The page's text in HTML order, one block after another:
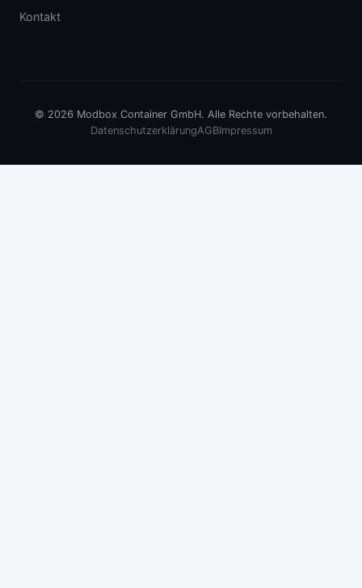
Kontakt
© 2026 Modbox Container GmbH. Alle Rechte vorbehalten.
DatenschutzerklärungAGBImpressum